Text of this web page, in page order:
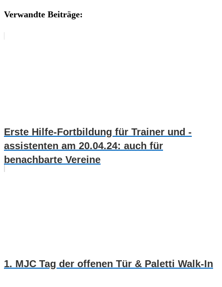
Verwandte Beiträge:
Erste Hilfe-Fortbildung für Trainer und -
assistenten am 20.04.24: auch für
benachbarte Vereine
1. MJC Tag der offenen Tür & Paletti Walk-In